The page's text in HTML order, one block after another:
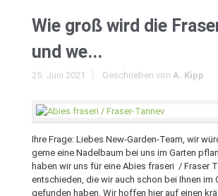
Wie groß wird die
und we...
25. Juni 2021 Geschrieben von A. Kipp
Ihre Frage: Liebes New-Garden-Team, wir
gerne eine Nadelbaum bei uns im Garten
haben wir uns für eine Abies fraseri / Fraser
entschieden, die wir auch schon bei Ihnen im
gefunden haben. Wir hoffen hier auf einen